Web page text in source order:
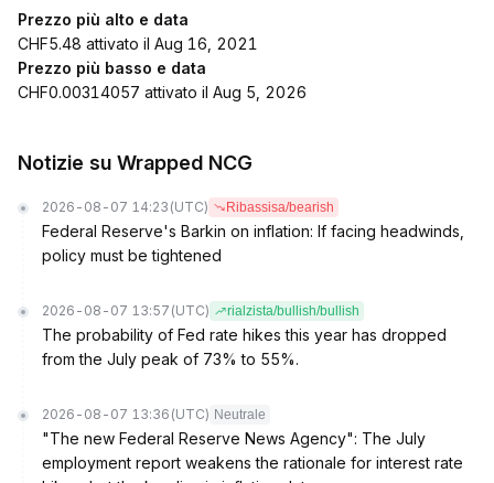
Prezzo più alto e data
CHF5.48 attivato il Aug 16, 2021
Prezzo più basso e data
CHF0.00314057 attivato il Aug 5, 2026
Notizie su Wrapped NCG
2026-08-07 14:23 (UTC) Ribassisa/bearish
Federal Reserve's Barkin on inflation: If facing headwinds,
policy must be tightened
2026-08-07 13:57 (UTC) rialzista/bullish/bullish
The probability of Fed rate hikes this year has dropped
from the July peak of 73% to 55%.
2026-08-07 13:36 (UTC) Neutrale
"The new Federal Reserve News Agency": The July
employment report weakens the rationale for interest rate